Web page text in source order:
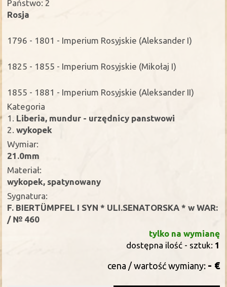
Państwo: 2
Rosja
1796 - 1801 - Imperium Rosyjskie (Aleksander I)
1825 - 1855 - Imperium Rosyjskie (Mikołaj I)
1855 - 1881 - Imperium Rosyjskie (Aleksander II)
Kategoria
1.
Liberia, mundur - urzędnicy panstwowi
2. wykopek
Wymiar:
21.0mm
Materiał:
wykopek, spatynowany
Sygnatura:
F. BIERTÜMPFEL I SYN * ULI.SENATORSKA * w WAR:
/ № 460
tylko na wymianę
dostępna ilość - sztuk: 1
cena / wartość wymiany: - €